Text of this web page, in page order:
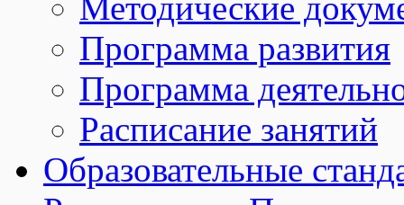
Методические
Программа развития
Программа
Расписание занятий
Образовательные